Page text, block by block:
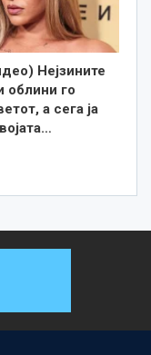
Нејзините
облини го
а сега ја